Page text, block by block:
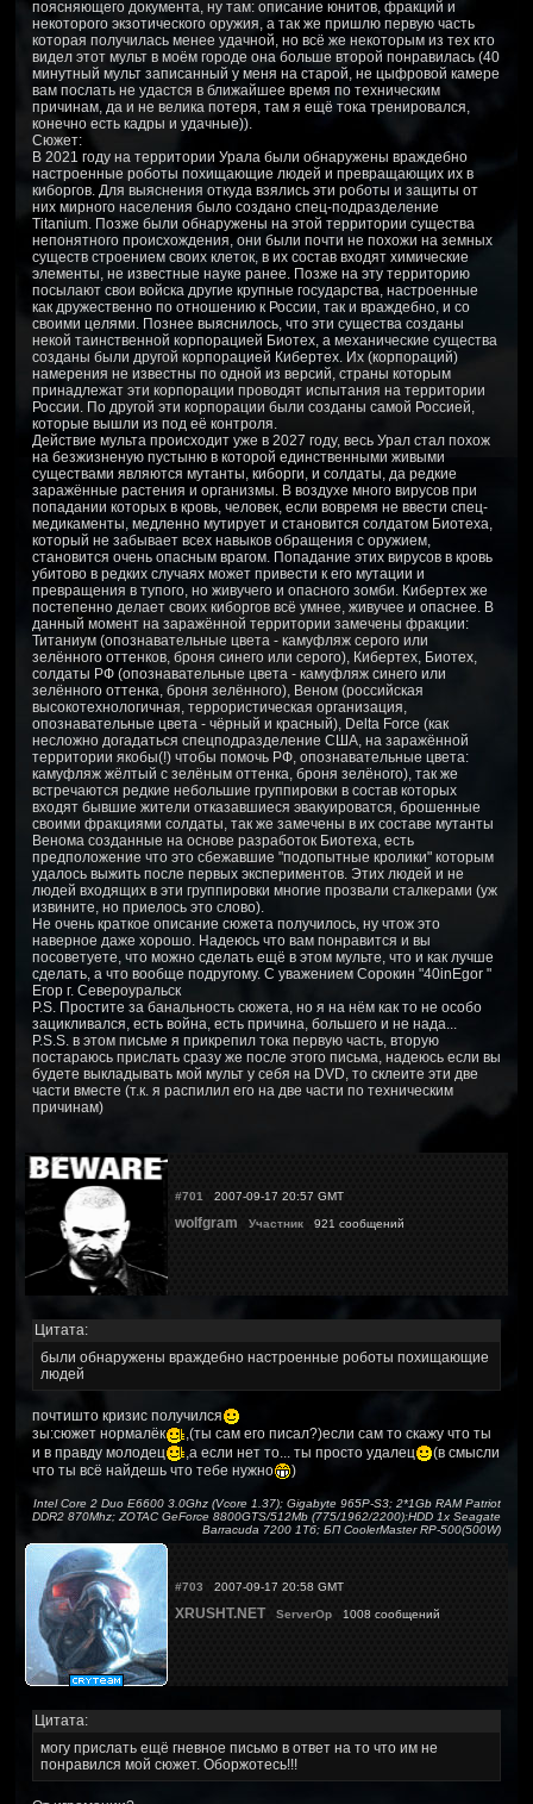
поясняющего документа, ну там: описание юнитов, фракций и
некоторого экзотического оружия, а так же пришлю первую часть
которая получилась менее удачной, но всё же некоторым из тех кто
видел этот мульт в моём городе она больше второй понравилась (40
минутный мульт записанный у меня на старой, не цыфровой камере
вам послать не удастся в ближайшее время по техническим
причинам, да и не велика потеря, там я ещё тока тренировался,
конечно есть кадры и удачные)).
Сюжет:
В 2021 году на территории Урала были обнаружены враждебно
настроенные роботы похищающие людей и превращающих их в
киборгов. Для выяснения откуда взялись эти роботы и защиты от
них мирного населения было создано спец-подразделение
Titanium. Позже были обнаружены на этой территории существа
непонятного происхождения, они были почти не похожи на земных
существ строением своих клеток, в их состав входят химические
элементы, не известные науке ранее. Позже на эту территорию
посылают свои войска другие крупные государства, настроенные
как дружественно по отношению к России, так и враждебно, и со
своими целями. Познее выяснилось, что эти существа созданы
некой таинственной корпорацией Биотех, а механические существа
созданы были другой корпорацией Кибертех. Их (корпораций)
намерения не известны по одной из версий, страны которым
принадлежат эти корпорации проводят испытания на территории
России. По другой эти корпорации были созданы самой Россией,
которые вышли из под её контроля.
Действие мульта происходит уже в 2027 году, весь Урал стал похож
на безжизненую пустыню в которой единственными живыми
существами являются мутанты, киборги, и солдаты, да редкие
заражённые растения и организмы. В воздухе много вирусов при
попадании которых в кровь, человек, если вовремя не ввести спец-
медикаменты, медленно мутирует и становится солдатом Биотеха,
который не забывает всех навыков обращения с оружием,
становится очень опасным врагом. Попадание этих вирусов в кровь
убитово в редких случаях может привести к его мутации и
превращения в тупого, но живучего и опасного зомби. Кибертех же
постепенно делает своих киборгов всё умнее, живучее и опаснее. В
данный момент на заражённой территории замечены фракции:
Титаниум (опознавательные цвета - камуфляж серого или
зелённого оттенков, броня синего или серого), Кибертех, Биотех,
солдаты РФ (опознавательные цвета - камуфляж синего или
зелённого оттенка, броня зелённого), Веном (российская
высокотехнологичная, террористическая организация,
опознавательные цвета - чёрный и красный), Delta Force (как
несложно догадаться спецподразделение США, на заражённой
территории якобы(!) чтобы помочь РФ, опознавательные цвета:
камуфляж жёлтый с зелёным оттенка, броня зелёного), так же
встречаются редкие небольшие группировки в состав которых
входят бывшие жители отказавшиеся эвакуироватся, брошенные
своими фракциями солдаты, так же замечены в их составе мутанты
Венома созданные на основе разработок Биотеха, есть
предположение что это сбежавшие "подопытные кролики" которым
удалось выжить после первых экспериментов. Этих людей и не
людей входящих в эти группировки многие прозвали сталкерами (уж
извините, но приелось это слово).
Не очень краткое описание сюжета получилось, ну чтож это
наверное даже хорошо. Надеюсь что вам понравится и вы
посоветуете, что можно сделать ещё в этом мульте, что и как лучше
сделать, а что вообще подругому. С уважением Сорокин "40inEgor "
Егор г. Североуральск
P.S. Простите за банальность сюжета, но я на нём как то не особо
зацикливался, есть война, есть причина, большего и не нада...
P.S.S. в этом письме я прикрепил тока первую часть, вторую
постараюсь прислать сразу же после этого письма, надеюсь если вы
будете выкладывать мой мульт у себя на DVD, то склеите эти две
части вместе (т.к. я распилил его на две части по техническим
причинам)
#701 2007-09-17 20:57 GMT
wolfgram Участник 921 сообщений
Цитата:
были обнаружены враждебно настроенные роботы похищающие
людей
почтишто кризис получился
зы:сюжет нормалёк
,(ты сам его писал?)если сам то скажу что ты
и в правду молодец
,а если нет то... ты просто удалец
(в смысли
что ты всё найдешь что тебе нужно
)
Intel Core 2 Duo E6600 3.0Ghz (Vcore 1.37); Gigabyte 965P-S3; 2*1Gb RAM Patriot
DDR2 870Mhz; ZOTAC GeForce 8800GTS/512Mb (775/1962/2200);HDD 1x Seagate
Barracuda 7200 1Тб; БП CoolerMaster RP-500(500W)
#703 2007-09-17 20:58 GMT
XRUSHT.NET ServerOp 1008 сообщений
Цитата:
могу прислать ещё гневное письмо в ответ на то что им не
понравился мой сюжет. Оборжотесь!!!